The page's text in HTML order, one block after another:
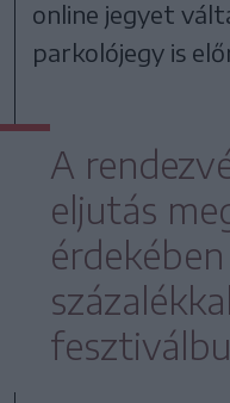
online jegyet
parkolójegy is
A
eljutás